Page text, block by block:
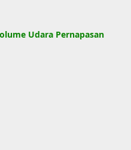
Udara Pernapasan